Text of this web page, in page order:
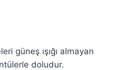
güneş ışığı almayan
doludur.